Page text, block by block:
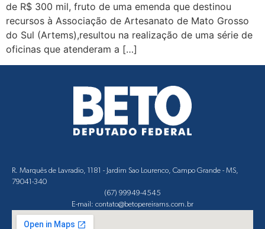
de R$ 300 mil, fruto de uma emenda que destinou
recursos à Associação de Artesanato de Mato Grosso
do Sul (Artems),resultou na realização de uma série de
oficinas que atenderam a […]
R. Marquês de Lavradio, 1181 - Jardim Sao Lourenco, Campo Grande - MS,
79041-340
(67) 99949-4545
E-mail: contato@betopereirams.com.br